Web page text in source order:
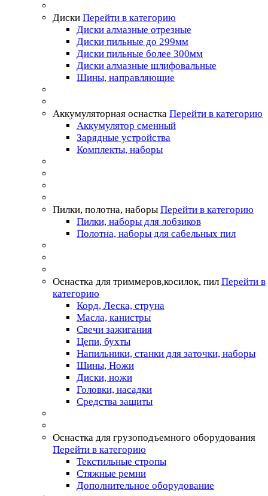
Диски Перейти в категорию
Диски алмазные отрезные
Диски пильные до 299мм
Диски пильные более 300мм
Диски алмазные шлифовальные
Шины, направляющие
Аккумуляторная оснастка Перейти в категорию
Аккумулятор сменный
Зарядные устройства
Комплекты, наборы
Пилки, полотна, наборы Перейти в категорию
Пилки, наборы для лобзиков
Полотна, наборы для сабельных пил
Оснастка для триммеров,косилок, пил Перейти в
категорию
Корд, Леска, струна
Масла, канистры
Свечи зажигания
Цепи, бухты
Напильники, станки для заточки, наборы
Шины, Ножи
Диски, ножи
Головки, насадки
Средства защиты
Оснастка для грузоподъемного оборудования
Перейти в категорию
Текстильные стропы
Стяжные ремни
Дополнительное оборудование